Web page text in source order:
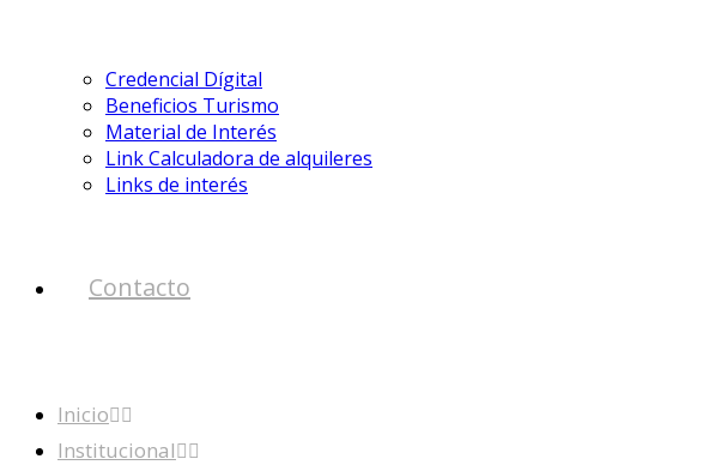
Credencial Dígital
Beneficios Turismo
Material de Interés
Link Calculadora de alquileres
Links de interés
Contacto
Inicio
Institucional